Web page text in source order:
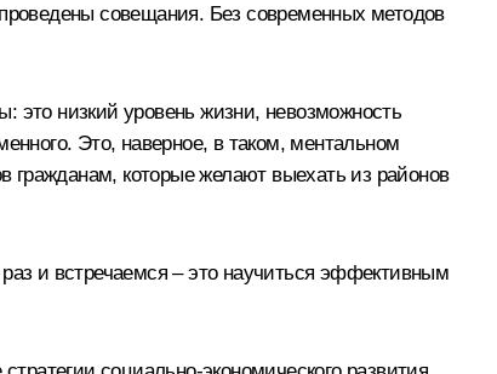
совещания. Без современных методов
это низкий уровень жизни, невозможность
Это, наверное, в таком, ментальном
которые желают выехать из районов
и встречаемся – это научиться эффективным